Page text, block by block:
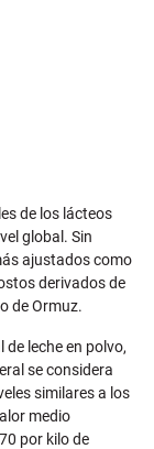
de los lácteos
global. Sin
ajustados como
derivados de
de Ormuz.
leche en polvo,
se considera
similares a los
medio
por kilo de